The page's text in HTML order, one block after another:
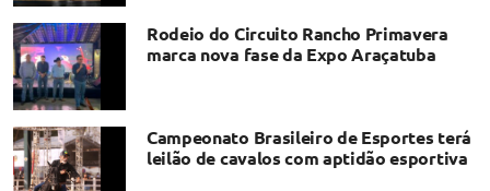
Rodeio do Circuito Rancho Primavera
marca nova fase da Expo Araçatuba
Campeonato Brasileiro de Esportes terá
leilão de cavalos com aptidão esportiva